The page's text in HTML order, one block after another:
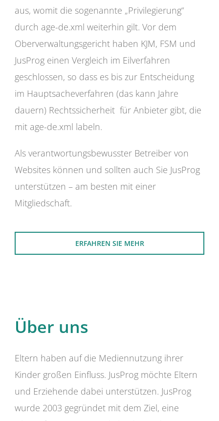
aus, womit die sogenannte „Privilegierung“
durch age-de.xml weiterhin gilt. Vor dem
Oberverwaltungsgericht haben KJM, FSM und
JusProg einen Vergleich im Eilverfahren
geschlossen, so dass es bis zur Entscheidung
im Hauptsacheverfahren (das kann Jahre
dauern) Rechtssicherheit für Anbieter gibt, die
mit age-de.xml labeln.
Als verantwortungsbewusster Betreiber von
Websites können und sollten auch Sie JusProg
unterstützen – am besten mit einer
Mitgliedschaft.
ERFAHREN SIE MEHR
Über uns
Eltern haben auf die Mediennutzung ihrer
Kinder großen Einfluss. JusProg möchte Eltern
und Erziehende dabei unterstützen. JusProg
wurde 2003 gegründet mit dem Ziel, eine